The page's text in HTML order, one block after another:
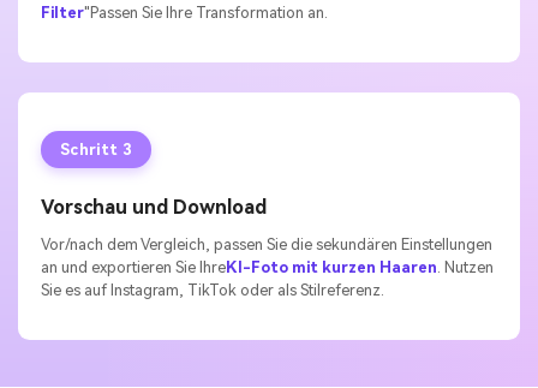
Filter"Passen Sie Ihre Transformation an.
Schritt 3
Vorschau und Download
Vor/nach dem Vergleich, passen Sie die sekundären Einstellungen
an und exportieren Sie IhreKI-Foto mit kurzen Haaren. Nutzen
Sie es auf Instagram, TikTok oder als Stilreferenz.